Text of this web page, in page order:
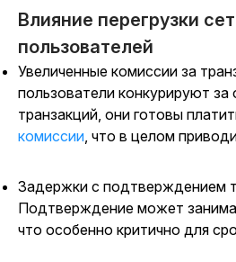
Влияние перегрузки
пользователей
Увеличенные комиссии за
пользователи конкурируют за
транзакций, они готовы
комиссии, что в целом
Задержки с подтверждением
Подтверждение может
что особенно критично для